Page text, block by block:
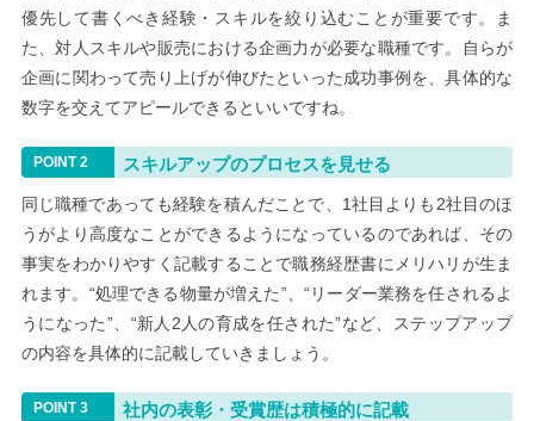
優先して書くべき経験・スキルを絞り込むことが重要です。ま
た、対人スキルや販売における企画力が必要な職種です。自らが
企画に関わって売り上げが伸びたといった成功事例を、具体的な
数字を交えてアピールできるといいですね。
スキルアップのプロセスを見せる
同じ職種であっても経験を積んだことで、1社目よりも2社目のほ
うがより高度なことができるようになっているのであれば、その
事実をわかりやすく記載することで職務経歴書にメリハリが生ま
れます。“処理できる物量が増えた”、“リーダー業務を任されるよ
うになった”、“新人2人の育成を任された”など、ステップアップ
の内容を具体的に記載していきましょう。
社内の表彰・受賞歴は積極的に記載